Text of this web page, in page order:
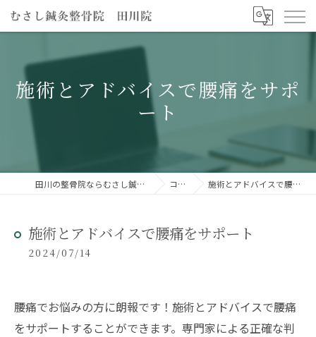
施術とアドバイスで腰痛をサポ
ート
田川の整骨院ならむさし鍼灸整骨院 田川院 コラム 施術とアドバイスで腰痛をサポート
施術とアドバイスで腰痛をサポート
2024/07/14
腰痛でお悩みの方に朗報です！施術とアドバイスで腰痛
をサポートすることができます。専門家による正確な判